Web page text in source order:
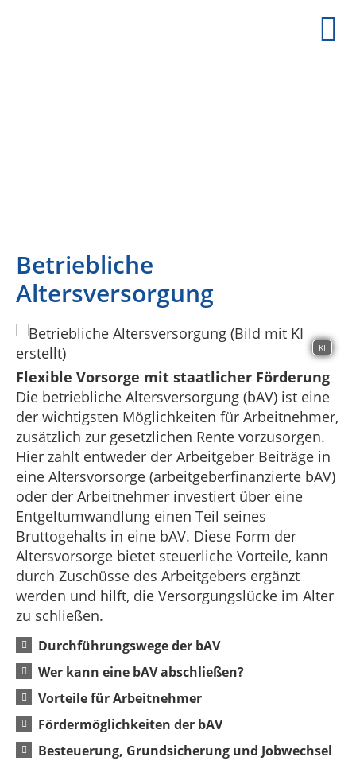
IHR VERSICHERUNGSMAKLER IN BERLIN
Betriebliche
Altersversorgung
KI
Flexible Vorsorge mit staatlicher Förderung
Die betriebliche Altersversorgung (bAV) ist eine
der wichtigsten Möglichkeiten für Arbeitnehmer,
zusätzlich zur gesetzlichen Rente vorzusorgen.
Hier zahlt entweder der Arbeitgeber Beiträge in
eine Altersvorsorge (arbeitgeberfinanzierte bAV)
oder der Arbeitnehmer investiert über eine
Entgeltumwandlung einen Teil seines
Bruttogehalts in eine bAV. Diese Form der
Altersvorsorge bietet steuerliche Vorteile, kann
durch Zuschüsse des Arbeitgebers ergänzt
werden und hilft, die Versorgungslücke im Alter
zu schließen.
Durchführungswege der bAV
Wer kann eine bAV abschließen?
Vorteile für Arbeitnehmer
Fördermöglichkeiten der bAV
Besteuerung, Grundsicherung und Jobwechsel